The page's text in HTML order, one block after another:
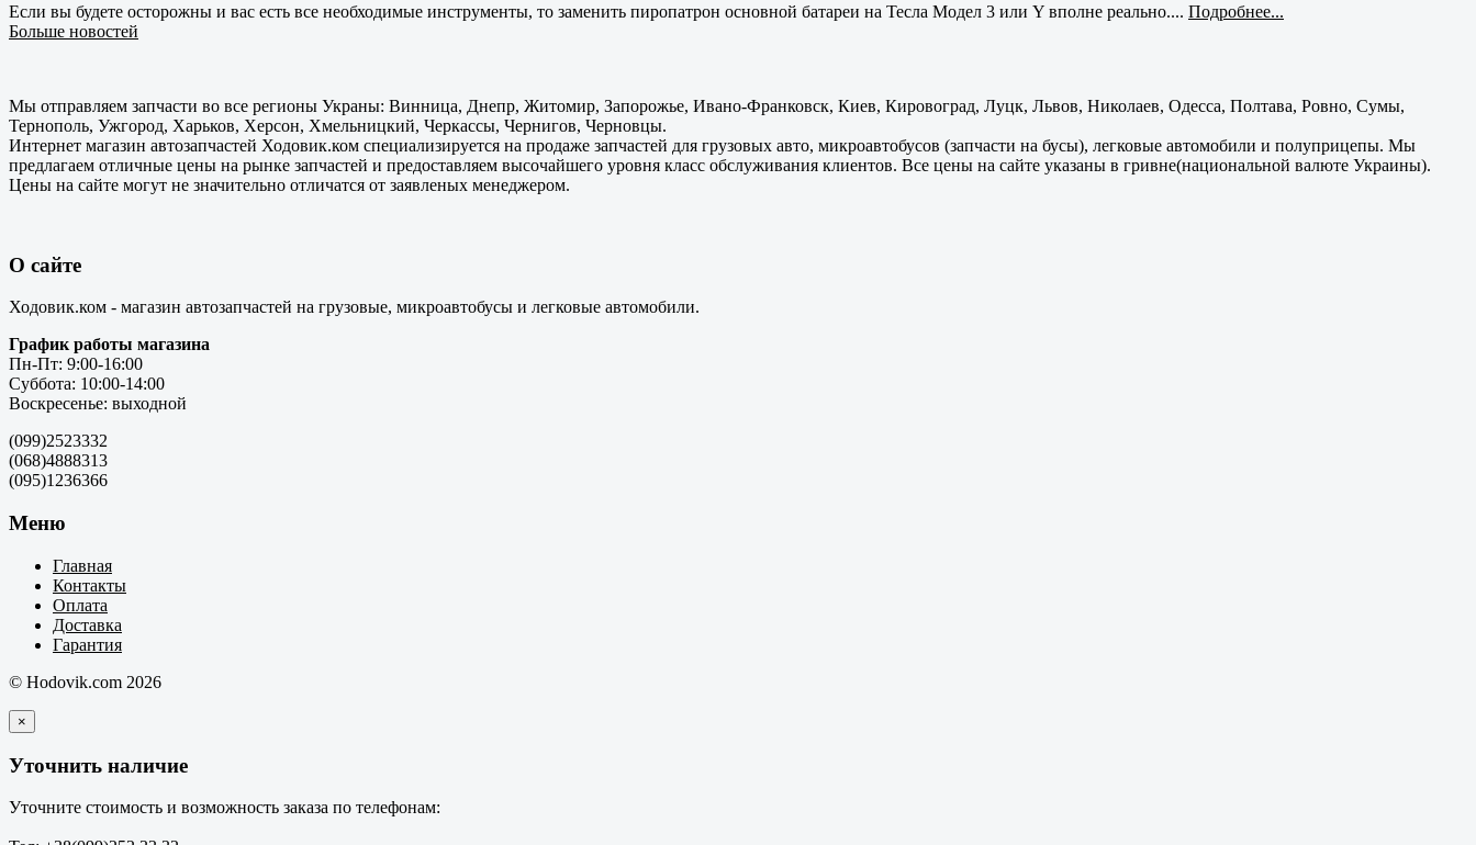
Если вы будете осторожны и вас есть все необходимые инструменты, то заменить пиропатрон основной батареи на Тесла Модел 3 или Y вполне реально.... Подробнее...
Больше новостей
Мы отправляем запчасти во все регионы Украны: Винница, Днепр, Житомир, Запорожье, Ивано-Франковск, Киев, Кировоград, Луцк, Львов, Николаев, Одесса, Полтава, Ровно, Сумы,
Тернополь, Ужгород, Харьков, Херсон, Хмельницкий, Черкассы, Чернигов, Черновцы.
Интернет магазин автозапчастей Ходовик.ком специализируется на продаже запчастей для грузовых авто, микроавтобусов (запчасти на бусы), легковые автомобили и полуприцепы. Мы
предлагаем отличные цены на рынке запчастей и предоставляем высочайшего уровня класс обслуживания клиентов. Все цены на сайте указаны в гривне(национальной валюте Украины).
Цены на сайте могут не значительно отличатся от заявленых менеджером.
О сайте
Ходовик.ком - магазин автозапчастей на грузовые, микроавтобусы и легковые автомобили.
График работы магазина
Пн-Пт: 9:00-16:00
Суббота: 10:00-14:00
Воскресенье: выходной
(099)2523332
(068)4888313
(095)1236366
Меню
Главная
Контакты
Оплата
Доставка
Гарантия
© Hodovik.com 2026
×
Уточнить наличие
Уточните стоимость и возможность заказа по телефонам: